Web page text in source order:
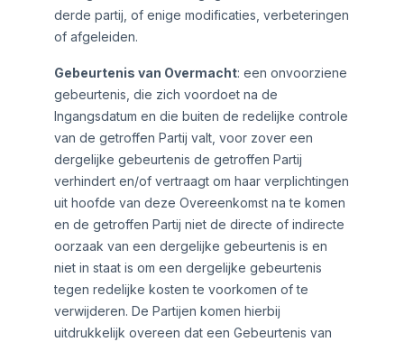
derde partij, of enige modificaties, verbeteringen
of afgeleiden.
Gebeurtenis van Overmacht: een onvoorziene
gebeurtenis, die zich voordoet na de
Ingangsdatum en die buiten de redelijke controle
van de getroffen Partij valt, voor zover een
dergelijke gebeurtenis de getroffen Partij
verhindert en/of vertraagt om haar verplichtingen
uit hoofde van deze Overeenkomst na te komen
en de getroffen Partij niet de directe of indirecte
oorzaak van een dergelijke gebeurtenis is en
niet in staat is om een dergelijke gebeurtenis
tegen redelijke kosten te voorkomen of te
verwijderen. De Partijen komen hierbij
uitdrukkelijk overeen dat een Gebeurtenis van